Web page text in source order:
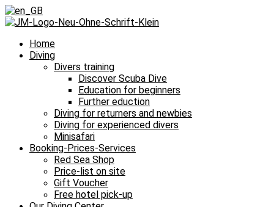
Home
Diving
Divers training
Discover Scuba Dive
Education for beginners
Further eduction
Diving for returners and newbies
Diving for experienced divers
Minisafari
Booking-Prices-Services
Red Sea Shop
Price-list on site
Gift Voucher
Free hotel pick-up